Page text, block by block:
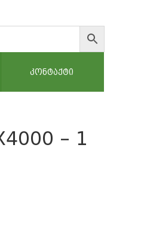
ᲙᲝᲜᲢᲐᲥᲢᲘ
– 1